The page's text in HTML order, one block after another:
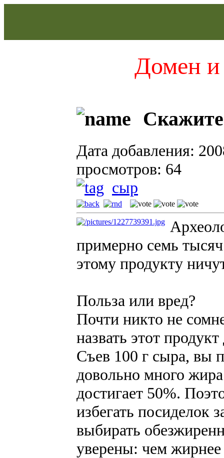
Домен и
Дата добавления:
просмотров: 64
сыр
примерно семь
этому продукту
Польза или вред?
Почти никто не
назвать этот
Съев 100 г сыра, вы
довольно много
достигает 50%.
избегать посиделок
выбирать
уверены: чем